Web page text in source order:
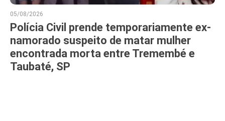
05/08/2026
Polícia Civil prende temporariamente ex-
namorado suspeito de matar mulher
encontrada morta entre Tremembé e
Taubaté, SP